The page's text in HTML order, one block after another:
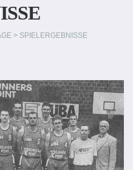
> SPIELERGEBNISSE